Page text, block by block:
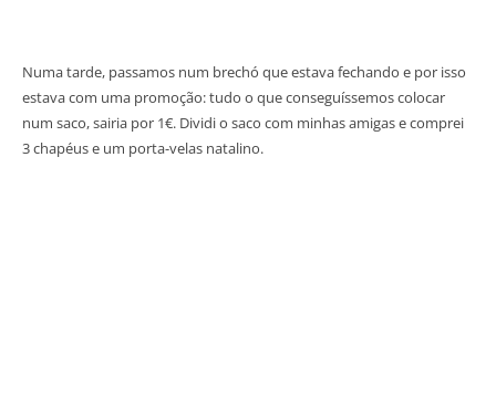
Numa tarde, passamos num brechó que estava fechando e por isso
estava com uma promoção: tudo o que conseguíssemos colocar
num saco, sairia por 1€. Dividi o saco com minhas amigas e comprei
3 chapéus e um porta-velas natalino.